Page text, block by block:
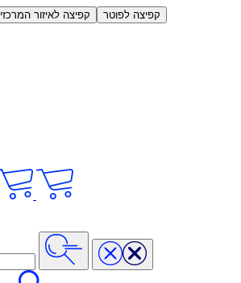
קפיצה לאיזור המרכזי
קפיצה לפוטר